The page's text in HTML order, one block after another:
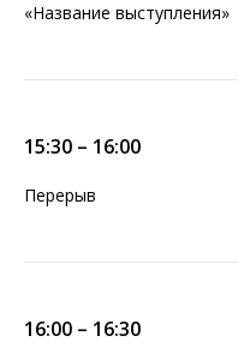
«Название выступления»
15:30 – 16:00
Перерыв
16:00 – 16:30